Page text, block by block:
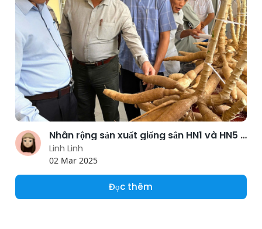
Nhân rộng sản xuất giống sắn HN1 và HN5 tại Quảng Trị
Linh Linh
02 Mar 2025
Đọc thêm